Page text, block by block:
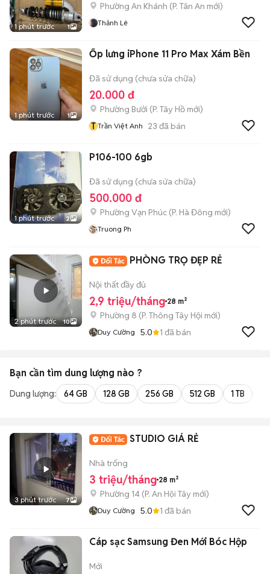
1 phút trước 1
Phường An Khánh (P. Tân An mới)
Thảnh Lê
1 phút trước 1
Ốp lưng iPhone 11 Pro Max Xám Bền
Đã sử dụng (chưa sửa chữa)
20.000 đ
Phường Bưởi (P. Tây Hồ mới)
T Trần Việt Anh 23 đã bán
1 phút trước 2
P106-100 6gb
Đã sử dụng (chưa sửa chữa)
500.000 đ
Phường Vạn Phúc (P. Hà Đông mới)
Truong Ph
2 phút trước 10
PHÒNG TRỌ ĐẸP RẺ
Nội thất đầy đủ
2,9 triệu/tháng 28 m²
Phường 8 (P. Thông Tây Hội mới)
Duy Cường 5.0 1 đã bán
Bạn cần tìm dung lượng nào ?
Dung lượng: 64 GB 128 GB 256 GB 512 GB 1 TB
3 phút trước 7
STUDIO GIÁ RẺ
Nhà trống
3 triệu/tháng 28 m²
Phường 14 (P. An Hội Tây mới)
Duy Cường 5.0 1 đã bán
Cáp sạc Samsung Đen Mới Bóc Hộp
Mới